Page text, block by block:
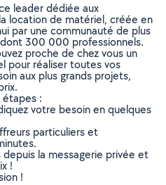
leader dédiée aux
location de matériel, créée en
par une communauté de plus
300 000 professionnels.
proche de chez vous un
pour réaliser toutes vos
aux plus grands projets,
étapes :
votre besoin en quelques
particuliers et
la messagerie privée et
!
!